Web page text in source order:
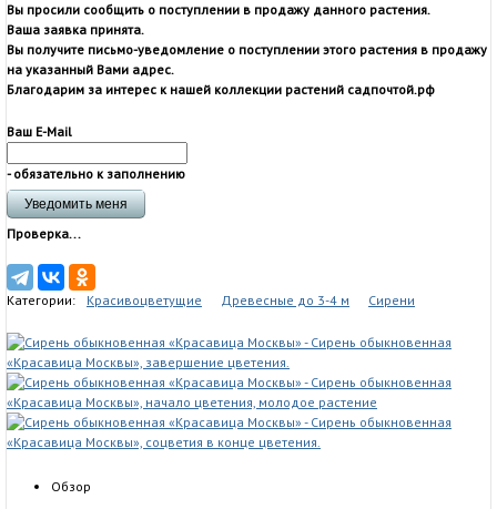
Вы просили сообщить о поступлении в продажу данного растения.
Ваша заявка принята.
Вы получите письмо-уведомление о поступлении этого растения в продажу
на указанный Вами адрес.
Благодарим за интерес к нашей коллекции растений садпочтой.рф
Ваш E-Mail
- обязательно к заполнению
Проверка...
Категории: Красивоцветущие Древесные до 3-4 м Сирени
Обзор